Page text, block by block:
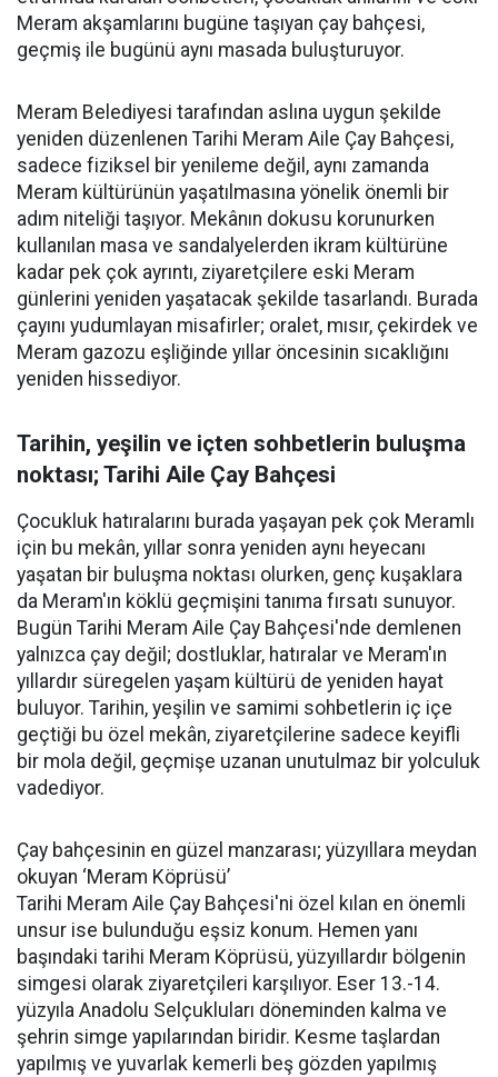
Meram akşamlarını bugüne taşıyan çay bahçesi,
geçmiş ile bugünü aynı masada buluşturuyor.
Meram Belediyesi tarafından aslına uygun şekilde
yeniden düzenlenen Tarihi Meram Aile Çay Bahçesi,
sadece fiziksel bir yenileme değil, aynı zamanda
Meram kültürünün yaşatılmasına yönelik önemli bir
adım niteliği taşıyor. Mekânın dokusu korunurken
kullanılan masa ve sandalyelerden ikram kültürüne
kadar pek çok ayrıntı, ziyaretçilere eski Meram
günlerini yeniden yaşatacak şekilde tasarlandı. Burada
çayını yudumlayan misafirler; oralet, mısır, çekirdek ve
Meram gazozu eşliğinde yıllar öncesinin sıcaklığını
yeniden hissediyor.
Tarihin, yeşilin ve içten sohbetlerin buluşma
noktası; Tarihi Aile Çay Bahçesi
Çocukluk hatıralarını burada yaşayan pek çok Meramlı
için bu mekân, yıllar sonra yeniden aynı heyecanı
yaşatan bir buluşma noktası olurken, genç kuşaklara
da Meram'ın köklü geçmişini tanıma fırsatı sunuyor.
Bugün Tarihi Meram Aile Çay Bahçesi'nde demlenen
yalnızca çay değil; dostluklar, hatıralar ve Meram'ın
yıllardır süregelen yaşam kültürü de yeniden hayat
buluyor. Tarihin, yeşilin ve samimi sohbetlerin iç içe
geçtiği bu özel mekân, ziyaretçilerine sadece keyifli
bir mola değil, geçmişe uzanan unutulmaz bir yolculuk
vadediyor.
Çay bahçesinin en güzel manzarası; yüzyıllara meydan
okuyan ‘Meram Köprüsü’
Tarihi Meram Aile Çay Bahçesi'ni özel kılan en önemli
unsur ise bulunduğu eşsiz konum. Hemen yanı
başındaki tarihi Meram Köprüsü, yüzyıllardır bölgenin
simgesi olarak ziyaretçileri karşılıyor. Eser 13.-14.
yüzyıla Anadolu Selçukluları döneminden kalma ve
şehrin simge yapılarından biridir. Kesme taşlardan
yapılmış ve yuvarlak kemerli beş gözden yapılmış